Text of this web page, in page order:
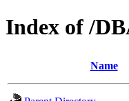
Index of /
Name